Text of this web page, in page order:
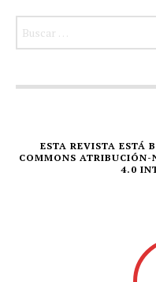
ESTA REVISTA ESTÁ
COMMONS
4.0